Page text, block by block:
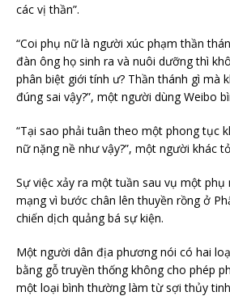
các vị thần”.
“Coi phụ nữ là người xúc phạm thần
đàn ông họ sinh ra và nuôi dưỡng thì
phân biệt giới tính ư? Thần thánh gì mà
đúng sai vậy?”, một người dùng Weibo
“Tại sao phải tuân theo một phong tục
nữ nặng nề như vậy?”, một người khác
Sự việc xảy ra một tuần sau vụ một
mạng vì bước chân lên thuyền rồng ở
chiến dịch quảng bá sự kiện.
Một người dân địa phương nói có hai
bằng gỗ truyền thống không cho phép
một loại bình thường làm từ sợi thủy